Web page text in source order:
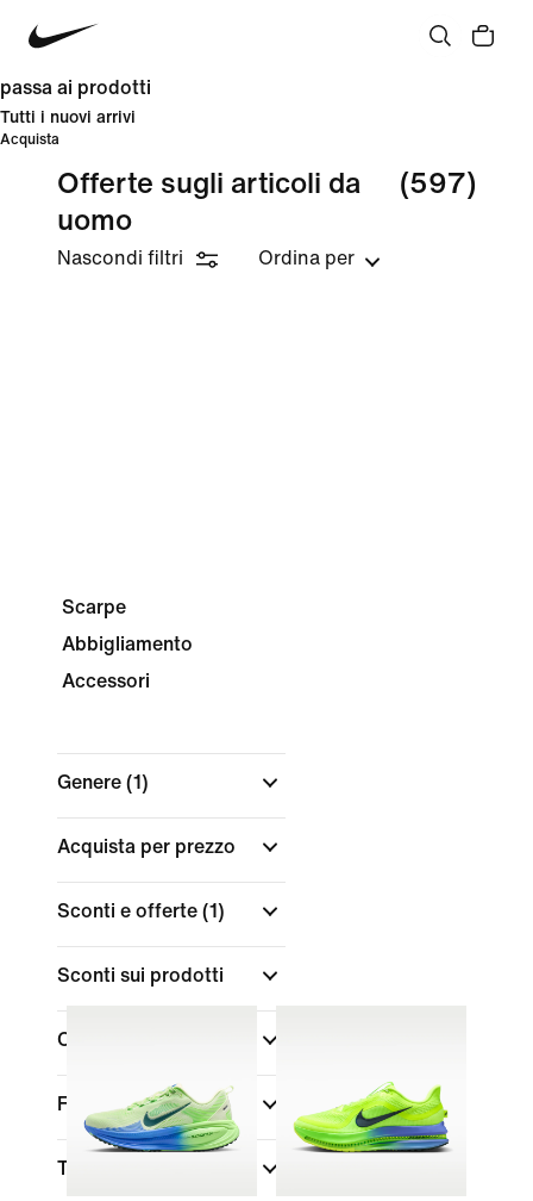
passa ai prodotti
Tutti i nuovi arrivi
Acquista
Offerte sugli articoli da
uomo
(597)
Nascondi filtri Ordina per
Scarpe
Abbigliamento
Accessori
Genere (1)
Acquista per prezzo
Sconti e offerte (1)
Sconti sui prodotti
Colore
Fit
Tecnologia